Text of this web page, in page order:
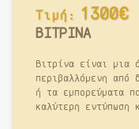
Τιμή: 1300€
ΒΙΤΡΙΝΑ
Βιτρίνα είναι μια
περιβαλλόμενη από
ή τα εμπορεύματα
καλύτερη εντύπωση